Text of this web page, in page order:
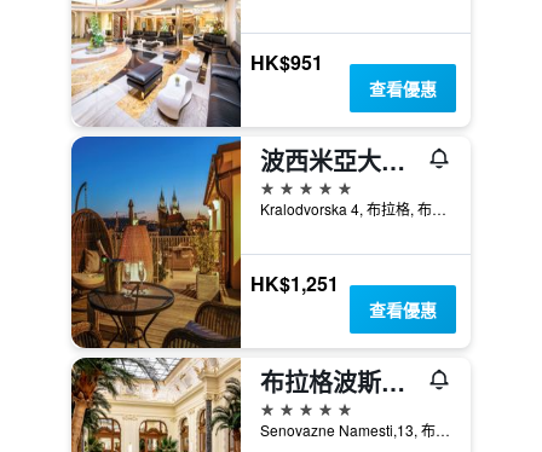
HK$951
查看優惠
波西米亞大酒店
5星級
Kralodvorska 4, 布拉格, 布拉格州, 捷克共和國
HK$1,251
查看優惠
布拉格波斯考羅簽名精選酒店 - 布拉格
5星級
Senovazne Namesti,13, 布拉格, 布拉格州, 捷克共和國